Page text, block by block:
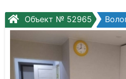
Объект № 52965